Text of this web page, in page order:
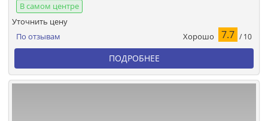
В самом центре
По отзывам Хорошо 7.7 / 10
Уточнить цену
ПОДРОБНЕЕ